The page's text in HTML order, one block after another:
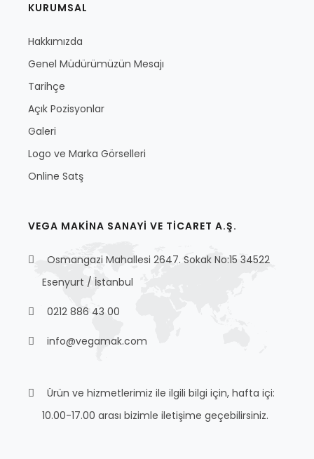
KURUMSAL
Hakkımızda
Genel Müdürümüzün Mesajı
Tarihçe
Açık Pozisyonlar
Galeri
Logo ve Marka Görselleri
Online Satş
VEGA MAKİNA SANAYİ VE TİCARET A.Ş.
Osmangazi Mahallesi 2647. Sokak No:15 34522
Esenyurt / İstanbul
0212 886 43 00
info@vegamak.com
Ürün ve hizmetlerimiz ile ilgili bilgi için, hafta içi:
10.00-17.00 arası bizimle iletişime geçebilirsiniz.